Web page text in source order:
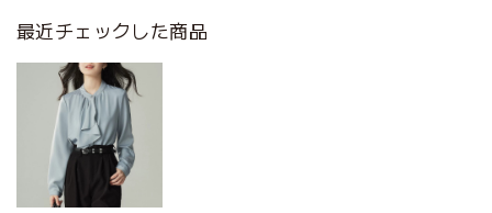
最近チェックした商品